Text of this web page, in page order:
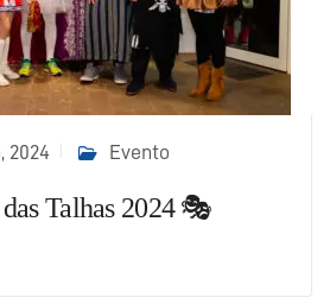
2024 Evento
Talhas 2024 🎭